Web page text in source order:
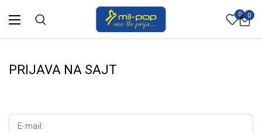
0 0
PRIJAVA NA SAJT
E-mail: